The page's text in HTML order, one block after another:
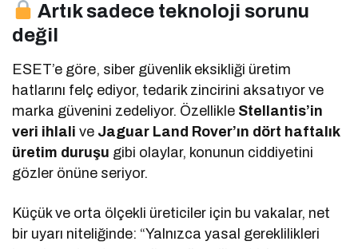
Artık sadece teknoloji sorunu
değil
ESET’e göre, siber güvenlik eksikliği üretim
hatlarını felç ediyor, tedarik zincirini aksatıyor ve
marka güvenini zedeliyor. Özellikle Stellantis’in
veri ihlali ve Jaguar Land Rover’ın dört haftalık
üretim duruşu gibi olaylar, konunun ciddiyetini
gözler önüne seriyor.
Küçük ve orta ölçekli üreticiler için bu vakalar, net
bir uyarı niteliğinde: “Yalnızca yasal gereklilikleri